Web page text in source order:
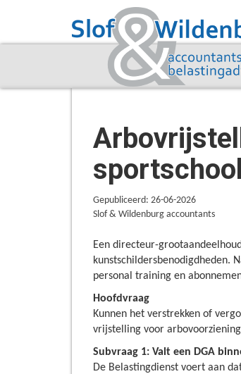
Gepubliceerd: 26-06-2026
Slof & Wildenburg accountants
Een directeur-
kunstschildersbenodigdheden.
personal training en
Hoofdvraag
Kunnen het verstrekken of
vrijstelling voor
Subvraag 1: Valt een DGA
De Belastingdienst voert aan